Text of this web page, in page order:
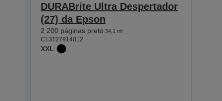
DURABrite Ultra Despertador
(27) da Epson
2 200 páginas preto 34,1 ml
C13T27914012
XXL